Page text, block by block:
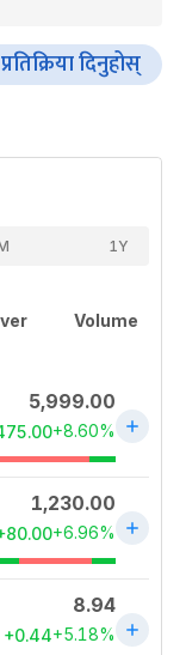
प्रतिक्रिया दिनुहोस्